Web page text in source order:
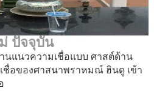
ปัจจุบัน
นแนวความเชื่อแบบ ศาสต์ด้าน
ชื่อของศาสนาพราหมณ์ ฮินดู เข้า